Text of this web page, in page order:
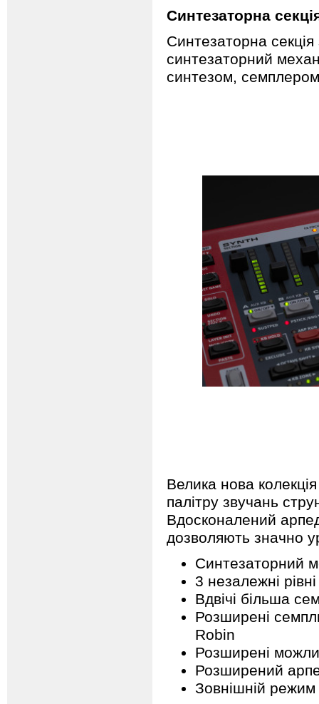
Синтезаторна
Синтезаторна
синтезаторний
синтезом,
Велика нова
палітру звучань
Вдосконалений
дозволяють значно
Синтезаторний
3 незалежні
Вдвічі більша
Розширені
Robin
Розширені
Розширений
Зовнішній